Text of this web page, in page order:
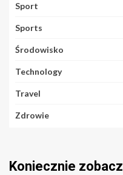
Sport
Sports
Środowisko
Technology
Travel
Zdrowie
Koniecznie zobacz